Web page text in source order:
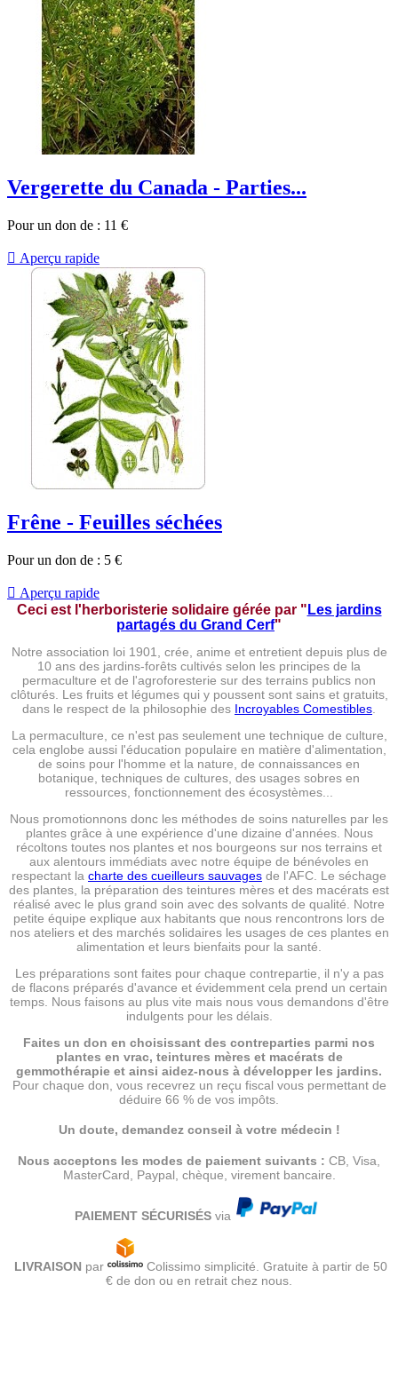
Vergerette du Canada - Parties...
Pour un don de : 11 €
 Aperçu rapide
Frêne - Feuilles séchées
Pour un don de : 5 €
 Aperçu rapide
Ceci est l'herboristerie solidaire gérée par " Les jardins
partagés du Grand Cerf"
Notre association loi 1901, crée, anime et entretient depuis plus de
10 ans des jardins-forêts cultivés selon les principes de la
permaculture et de l'agroforesterie sur des terrains publics non
clôturés. Les fruits et légumes qui y poussent sont sains et gratuits,
dans le respect de la philosophie des Incroyables Comestibles
La permaculture, ce n'est pas seulement une technique de culture,
cela englobe aussi l'éducation populaire en matière d'alimentation,
de soins pour l'homme et la nature, de connaissances en
botanique, techniques de cultures, des usages sobres en
ressources, fonctionnement des écosystèmes...
Nous promotionnons donc les méthodes de soins naturelles par les
plantes grâce à une expérience d'une dizaine d'années. Nous
récoltons toutes nos plantes et nos bourgeons sur nos terrains et
aux alentours immédiats avec notre équipe de bénévoles en
respectant la charte des cueilleurs sauvages de l'AFC. Le séchage
des plantes, la préparation des teintures mères et des macérats est
réalisé avec le plus grand soin avec des solvants de qualité. Notre
petite équipe explique aux habitants que nous rencontrons lors de
nos ateliers et des marchés solidaires les usages de ces plantes en
alimentation et leurs bienfaits pour la santé.
Les préparations sont faites pour chaque contrepartie, il n'y a pas
de flacons préparés d'avance et évidemment cela prend un certain
temps. Nous faisons au plus vite mais nous vous demandons d'être
indulgents pour les délais.
Faites un don en choisissant des contreparties parmi nos
plantes en vrac, teintures mères et macérats de
gemmothérapie et ainsi aidez-nous à développer les jardins.
Pour chaque don, vous recevrez un reçu fiscal vous permettant de
déduire 66 % de vos impôts.
Un doute, demandez conseil à votre médecin !
Nous acceptons les modes de paiement suivants : CB, Visa,
MasterCard, Paypal, chèque, virement bancaire.
PAIEMENT SÉCURISÉS via
LIVRAISON par
Colissimo simplicité. Gratuite à partir de 50
€ de don ou en retrait chez nous.